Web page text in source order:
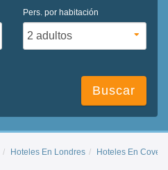
Pers. por habitación
Buscar
Hoteles En Londres Hoteles En